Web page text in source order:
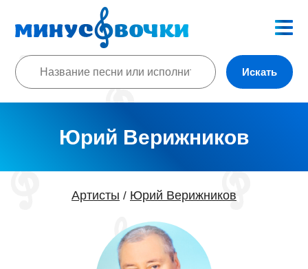
Искать
Юрий Верижников
Артисты / Юрий Верижников